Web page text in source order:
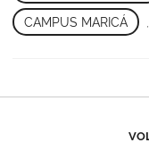
CAMPUS MARICÁ